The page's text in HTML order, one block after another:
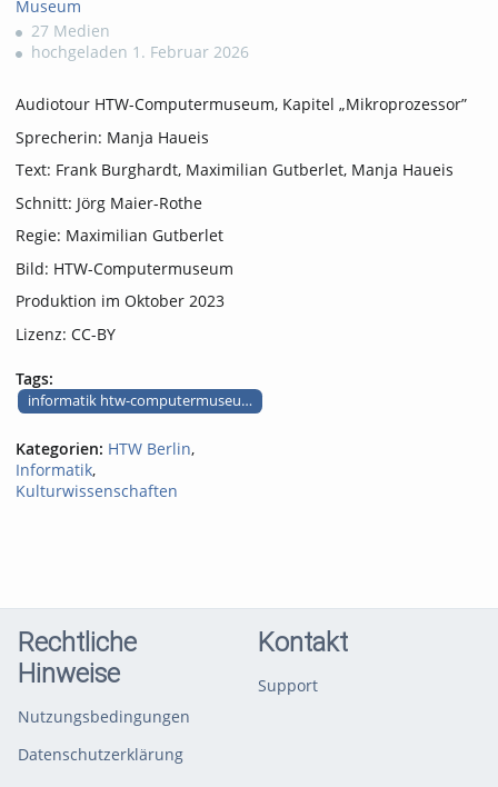
Museum
27 Medien
hochgeladen 1. Februar 2026
Audiotour HTW-Computermuseum, Kapitel „Mikroprozessor”
Sprecherin: Manja Haueis
Text: Frank Burghardt, Maximilian Gutberlet, Manja Haueis
Schnitt: Jörg Maier-Rothe
Regie: Maximilian Gutberlet
Bild: HTW-Computermuseum
Produktion im Oktober 2023
Lizenz: CC-BY
Tags:
informatik htw-computermuseum audiotour mikroprozessor
Kategorien: HTW Berlin,
Informatik,
Kulturwissenschaften
Rechtliche
Hinweise
Nutzungsbedingungen
Datenschutzerklärung
Kontakt
Support